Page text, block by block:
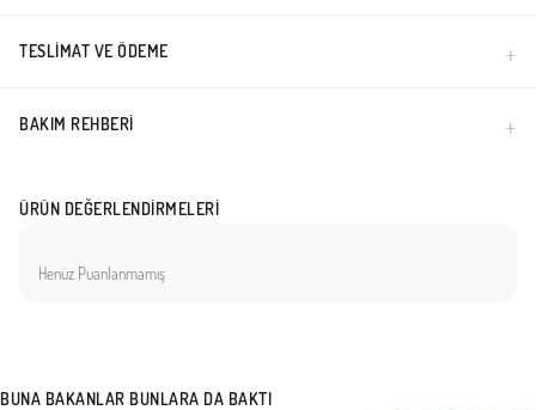
TESLIMAT VE ÖDEME
BAKIM REHBERI
ÜRÜN DEĞERLENDIRMELERI
Henüz Puanlanmamış
BUNA BAKANLAR BUNLARA DA BAKTI